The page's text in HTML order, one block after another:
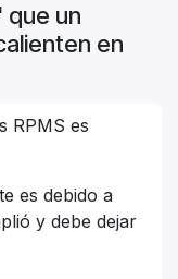
que un
en
RPMS es
es debido a
y debe dejar